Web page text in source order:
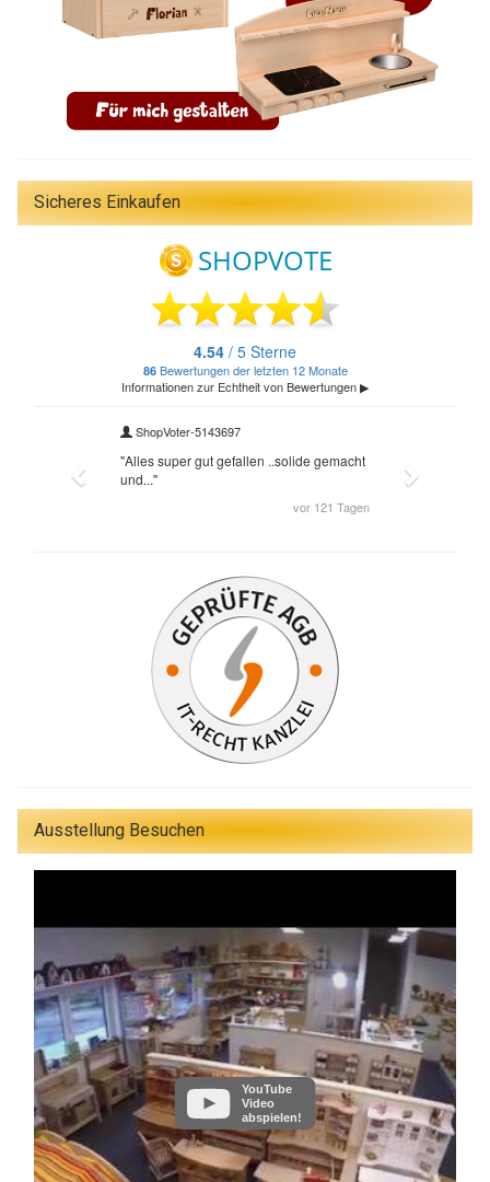
Sicheres Einkaufen
Ausstellung Besuchen
YouTube
Video
abspielen!